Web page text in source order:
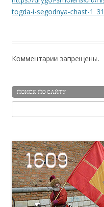
togda-i-segodnya-chast-
Комментарии запрещены.
ПОИСК ПО САЙТУ